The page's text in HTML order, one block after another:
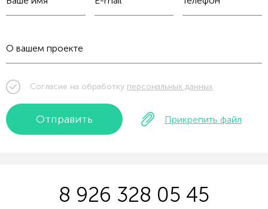
Отправить Прикрепить файл
Согласие на обработку персональных данных
8 926 328 05 45